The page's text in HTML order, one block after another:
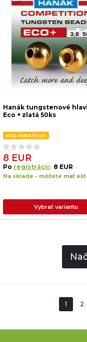
Hanák tungstenové
Eco + zlatá 50ks
VIAC VARIANTOV
8 EUR
Po registrácii: 8 EUR
Na sklade - môžete mať
Vybrať variantu
1 2